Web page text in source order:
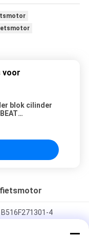
voor
blok cilinder
4